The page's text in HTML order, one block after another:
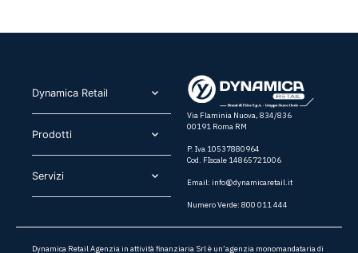
Dynamica Retail​
Prodotti​
Servizi​
Via Flaminia Nuova, 834/836
00191 Roma RM
P. Iva 10537880964
Cod. FIscale 14865721006
Email: info@dynamicaretail.it
Numero Verde: 800 011 444
Dynamica Retail Agenzia in attività finanziaria Srl è un’agenzia monomandataria di